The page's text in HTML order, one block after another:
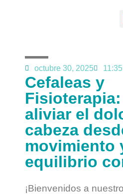
octubre 30, 2025
Cefaleas y
aliviar el
cabeza
movimiento
equilibrio
¡Bienvenidos a